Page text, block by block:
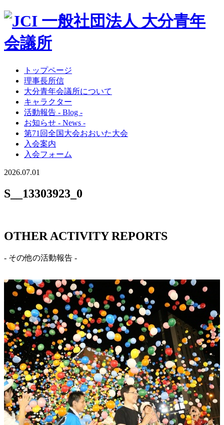
トップページ
理事長所信
大分青年会議所について
キャラクター
活動報告 - Blog -
お知らせ - News -
第71回全国大会おおいた大会
入会案内
入会フォーム
2026.07.01
S__13303923_0
OTHER ACTIVITY REPORTS
- その他の活動報告 -